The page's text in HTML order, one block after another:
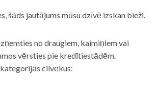
šāds jautājums mūsu dzīvē izskan bieži.
no draugiem, kaimiņiem vai
vērsties pie kredītiestādēm.
cilvēkus: